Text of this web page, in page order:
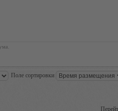
Поле сортировки